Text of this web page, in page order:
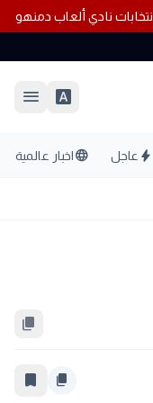
font_download
menu
bolt عاجل languageاخبار عالمية
content_copy
content_copy
bookmark_border